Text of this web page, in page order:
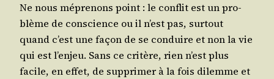
Ne nous mépre­nons point : le conflit est un pro­
blème de conscience ou il n’est pas, sur­tout
quand c’est une façon de se conduire et non la vie
qui est l’en­jeu. Sans ce cri­tère, rien n’est plus
facile, en effet, de sup­pri­mer à la fois dilemme et